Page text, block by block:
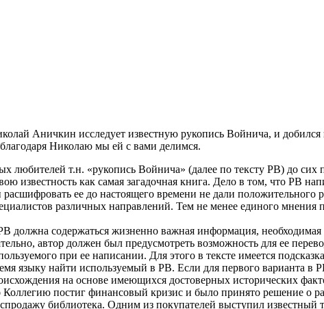
Аничкин исследует известную рукопись Войнича, и добился
Николаю мы ей с вами делимся.
любителей т.н. «рукопись Войнича» (далее по тексту РВ) до
известность как самая загадочная книга. Дело в том, что РВ
ее до настоящего времени не дали положительного
различных направлений. Тем не менее единого мнения
должна содержаться жизненно важная информация,
автор должен был предусмотреть возможность для ее
при ее написании. Для этого в тексте имеется
языку найти используемый в РВ. Если для первого варианта в
на основе имеющихся достоверных исторических
постиг финансовый кризис и было принято решение о
библиотека. Одним из покупателей выступил